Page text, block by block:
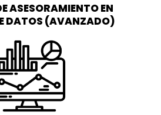
ASESORAMIENTO EN
DATOS (AVANZADO)